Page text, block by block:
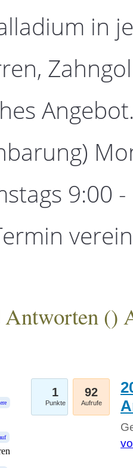
in
9:00
Antworten ()
1
Punkte
92
Aufrufe